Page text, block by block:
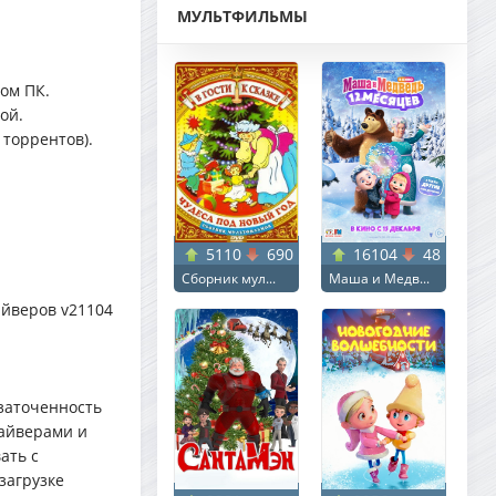
ПК.
v21104
и
с
МУЛЬТФИЛЬМЫ
5110 690
Сборник мул...
16104 48
Маша и Медв...